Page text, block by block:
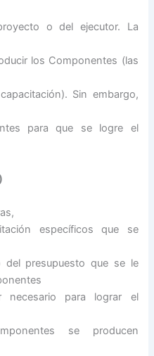
o del ejecutor. La
los Componentes (las
Sin embargo,
para que se logre el
específicos que se
del presupuesto que se le
para lograr el
se producen